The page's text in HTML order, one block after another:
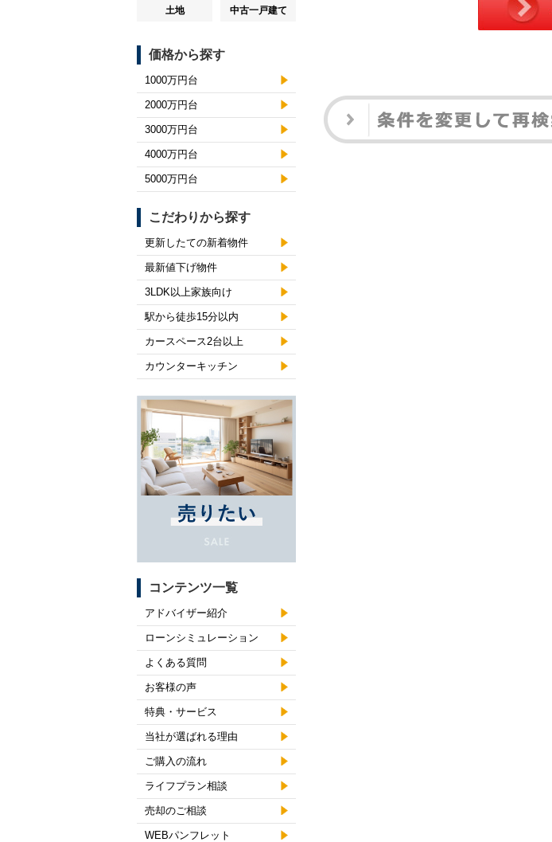
土地 中古一戸建て
価格から探す
1000万円台
2000万円台
3000万円台
4000万円台
5000万円台
こだわりから探す
更新したての新着物件
最新値下げ物件
3LDK以上家族向け
駅から徒歩15分以内
カースペース2台以上
カウンターキッチン
コンテンツ一覧
アドバイザー紹介
ローンシミュレーション
よくある質問
お客様の声
特典・サービス
当社が選ばれる理由
ご購入の流れ
ライフプラン相談
売却のご相談
WEBパンフレット